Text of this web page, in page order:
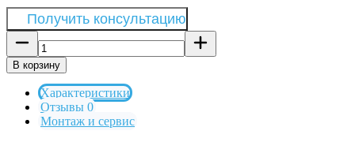
Получить консультацию
В корзину
Характеристики
Отзывы 0
Монтаж и сервис